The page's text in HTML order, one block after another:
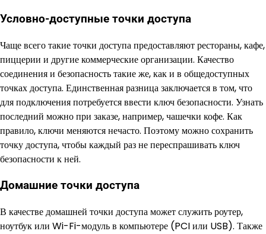
Условно-доступные точки доступа
Чаще всего такие точки доступа предоставляют рестораны, кафе,
пиццерии и другие коммерческие организации. Качество
соединения и безопасность такие же, как и в общедоступных
точках доступа. Единственная разница заключается в том, что
для подключения потребуется ввести ключ безопасности. Узнать
последний можно при заказе, например, чашечки кофе. Как
правило, ключи меняются нечасто. Поэтому можно сохранить
точку доступа, чтобы каждый раз не переспрашивать ключ
безопасности к ней.
Домашние точки доступа
В качестве домашней точки доступа может служить роутер,
ноутбук или Wi-Fi-модуль в компьютере (PCI или USB). Также